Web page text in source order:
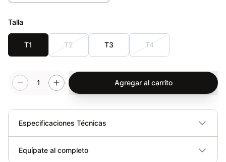
Talla
T1 T2 T3 T4
1 Agregar al carrito
Especificaciones Técnicas
Plegable No
Equípate al completo